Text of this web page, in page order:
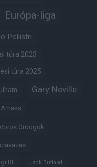
Európa-liga
Pellistri
túra 2023
túra 2025
Gary Neville
Amass
Ördögök
BL Jack Butland